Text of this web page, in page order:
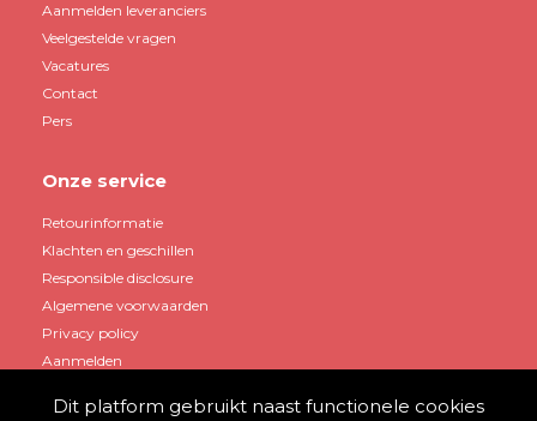
Aanmelden leveranciers
Veelgestelde vragen
Vacatures
Contact
Pers
Onze service
Retourinformatie
Klachten en geschillen
Responsible disclosure
Algemene voorwaarden
Privacy policy
Aanmelden
Dit platform gebruikt naast functionele cookies